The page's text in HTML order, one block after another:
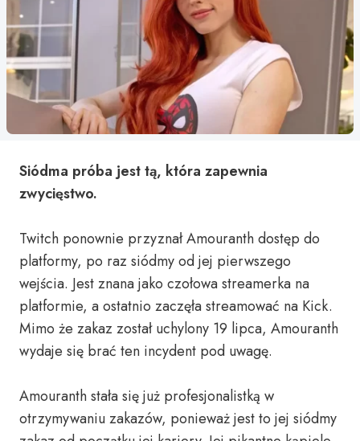
Siódma próba jest tą, która zapewnia
zwycięstwo.
Twitch ponownie przyznał Amouranth dostęp do
platformy, po raz siódmy od jej pierwszego
wejścia. Jest znana jako czołowa streamerka na
platformie, a ostatnio zaczęła streamować na Kick.
Mimo że zakaz został uchylony 19 lipca, Amouranth
wydaje się brać ten incydent pod uwagę.
Amouranth stała się już profesjonalistką w
otrzymywaniu zakazów, ponieważ jest to jej siódmy